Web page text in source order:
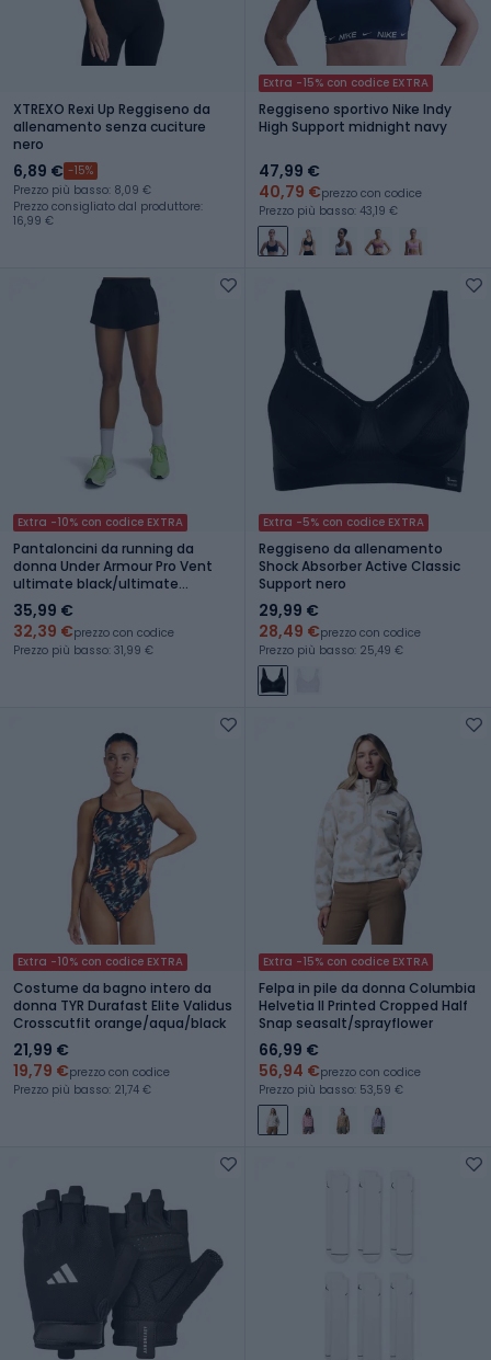
XTREXO Rexi Up Reggiseno da
allenamento senza cuciture
nero
6,89 € -15%
Prezzo più basso: 8,09 €
Prezzo consigliato dal produttore:
16,99 €
Extra -15% con codice EXTRA
Reggiseno sportivo Nike Indy
High Support midnight navy
47,99 €
40,79 €prezzo con codice
Prezzo più basso: 43,19 €
Extra -10% con codice EXTRA
Pantaloncini da running da
donna Under Armour Pro Vent
ultimate black/ultimate
black/ultimate black
35,99 €
32,39 €prezzo con codice
Prezzo più basso: 31,99 €
Extra -5% con codice EXTRA
Reggiseno da allenamento
Shock Absorber Active Classic
Support nero
29,99 €
28,49 €prezzo con codice
Prezzo più basso: 25,49 €
Extra -10% con codice EXTRA
Costume da bagno intero da
donna TYR Durafast Elite Validus
Crosscutfit orange/aqua/black
21,99 €
19,79 €prezzo con codice
Prezzo più basso: 21,74 €
Extra -15% con codice EXTRA
Felpa in pile da donna Columbia
Helvetia II Printed Cropped Half
Snap seasalt/sprayflower
66,99 €
56,94 €prezzo con codice
Prezzo più basso: 53,59 €